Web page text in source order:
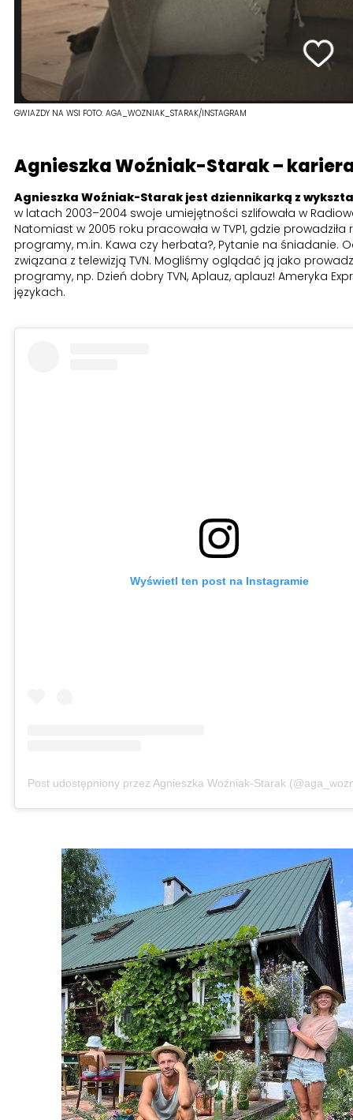
GWIAZDY NA WSI FOTO: AGA_WOZNIAK_STARAK/INSTAGRAM
Agnieszka Woźniak-Starak –
Agnieszka Woźniak-Starak jest dziennikarką z
w latach 2003–2004 swoje umiejętności szlifowała w
Natomiast w 2005 roku pracowała w TVP1, gdzie
programy, m.in. Kawa czy herbata?, Pytanie na śniadanie.
związana z telewizją TVN. Mogliśmy oglądać ją jako
programy, np. Dzień dobry TVN, Aplauz, aplauz! Ameryka
językach.
Wyświetl ten post na Instagramie
Post udostępniony przez Agnieszka Woźniak-Starak